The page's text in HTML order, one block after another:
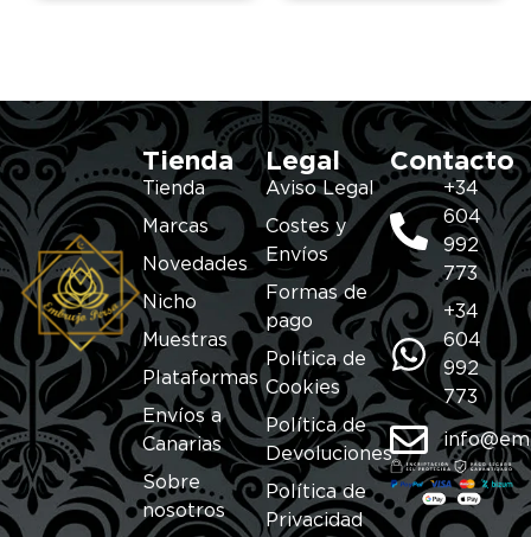
Tienda
Tienda
Marcas
Novedades
Nicho
Muestras
Plataformas
Envíos a
Canarias
Sobre
nosotros
Legal
Aviso Legal
Costes y
Envíos
Formas de
pago
Política de
Cookies
Política de
Devoluciones
Política de
Privacidad
Contacto
+34
604
992
773
+34
604
992
773